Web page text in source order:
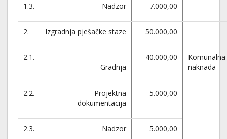
1.3. Nadzor 7.000,00
2. Izgradnja pješačke staze 50.000,00
2.1.
Gradnja
40.000,00
Komunalna
naknada
2.2.
Projektna
dokumentacija
5.000,00
2.3. Nadzor 5.000,00